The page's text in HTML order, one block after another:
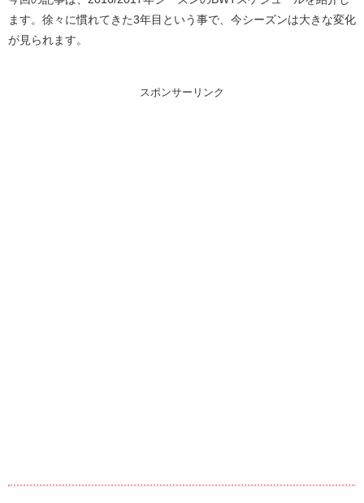
ます。徐々に慣れてきた3年目という事で、今シーズンは大きな変化
が見られます。
スポンサーリンク